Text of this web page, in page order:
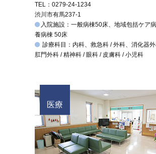
TEL：0279-24-1234
渋川市有馬237-1
入院施設：一般病棟50床、地域包括ケア
養病棟 50床
診療科目：内科、救急科 / 外科、消化器外
肛門外科 / 精神科 / 眼科 / 皮膚科 / 小児科
医療